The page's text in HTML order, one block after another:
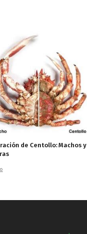
de Centollo: Machos y